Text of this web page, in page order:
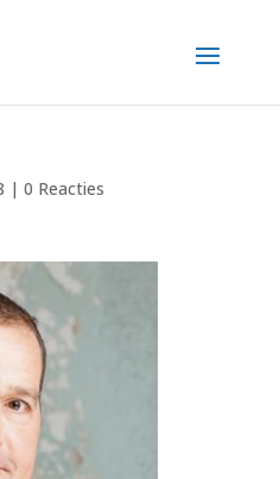
| 0 Reacties